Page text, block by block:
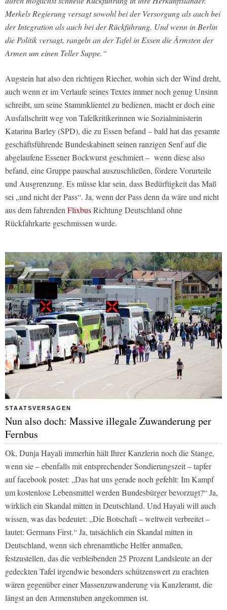
Merkels Regierung versagt sowohl bei der Versorgung als auch bei
der Integration als auch bei der Rückführung. Und wenn in Berlin
die Politik versagt, rangeln an der Tafel in Essen die Ärmsten der
Armen um einen Teller Suppe.“
Augstein hat also den richtigen Riecher, wohin sich der Wind dreht,
auch wenn er im Verlaufe seines Textes immer noch genug Unsinn
schreibt, um seine Stammklientel zu bedienen, macht er doch eine
Ausfallschritt weg von Tafelkritikerinnen wie Sozialministerin
Katarina Barley (SPD), die zu Essen befand – bald hat das gesamte
geschäftsführende Bundeskabinett seinen ranzigen Senf auf die
abgelaufene Essener Bockwurst geschmiert – wenn diese also
befand, eine Gruppe pauschal auszuschließen, fördere Vorurteile
und Ausgrenzung. Es müsse klar sein, dass Bedürftigkeit das Maß
sei „und nicht der Pass“. Ja, wenn der Pass denn da wäre und nicht
aus dem fahrenden FlixbusRichtung Deutschland ohne
Rückfahrkarte geschmissen wurde.
STAATSVERSAGEN
Nun also doch: Massive illegale Zuwanderung per
Fernbus
Ok, Dunja Hayali immerhin hält Ihrer Kanzlerin noch die Stange,
wenn sie – ebenfalls mit entsprechender Sondierungszeit – tapfer
auf facebook postet: „Das hat uns gerade noch gefehlt: Im Kampf
um kostenlose Lebensmittel werden Bundesbürger bevorzugt?“ Ja,
wirklich ein Skandal mitten in Deutschland. Und Hayali will auch
wissen, was das bedeutet: „Die Botschaft – weltweit verbreitet –
lautet: Germans First.“ Ja, tatsächlich ein Skandal mitten in
Deutschland, wenn sich ehrenamtliche Helfer anmaßen,
festzustellen, das die verbleibenden 25 Prozent Landsleute an der
gedeckten Tafel irgendwie besonders schützenswert zu erachten
wären gegenüber einer Massenzuwanderung via Kanzleramt, die
längst an den Armenstuben angekommen ist.